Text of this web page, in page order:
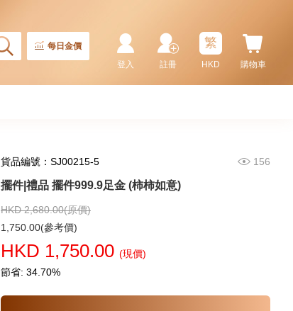
每日金價
購物車
繁
HKD
註冊
登入
貨品編號：SJ00215-5 156
擺件|禮品 擺件999.9足金 (柿柿如意)
HKD 2,680.00(原價)
1,750.00(參考價)
HKD 1,750.00 (現價)
節省: 34.70%
擺件|禮品 0.3兩金幣 999.9足金
13,235.00